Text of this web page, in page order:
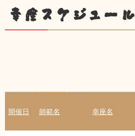
幸座スケジュール
開催日 師範名 幸座名